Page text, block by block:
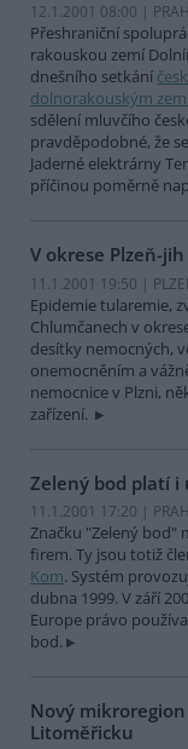
12.1.2001 08:00 |
Přeshraniční
rakouskou zemí
dnešního setkání
dolnorakouským
sdělení mluvčího
pravděpodobné, že
Jaderné elektrárny
příčinou poměrně
V okrese Plzeň-
11.1.2001 19:50 |
Epidemie tularemie,
Chlumčanech v
desítky nemocných,
onemocněním a
nemocnice v Plzni,
zařízení.
Zelený bod platí i
11.1.2001 17:20 |
Značku "Zelený bod"
firem. Ty jsou totiž
Kom. Systém
dubna 1999. V září
Europe právo
bod.
Nový
Litoměřicku